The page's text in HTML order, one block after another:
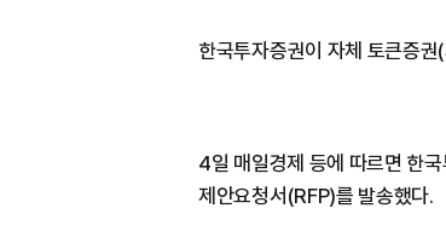
한국투자증권이 자체 토큰증
4일 매일경제 등에 따르면 한
제안요청서(RFP)를 발송했다.